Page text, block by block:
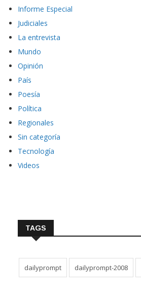
Informe Especial
Judiciales
La entrevista
Mundo
Opinión
País
Poesía
Política
Regionales
Sin categoría
Tecnología
Videos
TAGS
dailyprompt dailyprompt-2008